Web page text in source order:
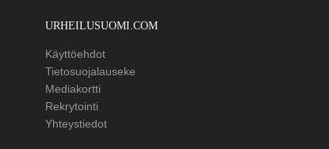
URHEILUSUOMI.COM
Käyttöehdot
Tietosuojalauseke
Mediakortti
Rekrytointi
Yhteystiedot